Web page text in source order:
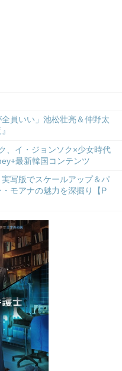
員いい」池松壮亮＆仲野太
、イ・ジョンソク×少女時代
最新韓国コンテンツ
実写版でスケールアップ＆パ
モアナの魅力を深掘り【P